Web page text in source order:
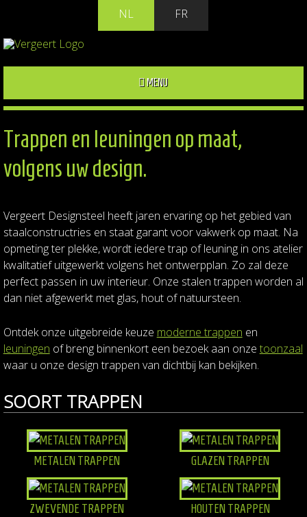
NL FR
MENU
Trappen en leuningen op maat,
volgens uw design.
Vergeert Designsteel heeft jaren ervaring op het gebied van
staalconstructries en staat garant voor vakwerk op maat. Na
opmeting ter plekke, wordt iedere trap of leuning in ons atelier
kwalitatief uitgewerkt volgens het ontwerpplan. Zo zal deze
perfect passen in uw interieur. Onze stalen trappen worden al
dan niet afgewerkt met glas, hout of natuursteen.
Ontdek onze uitgebreide keuze moderne trappen en
leuningen of breng binnenkort een bezoek aan onze toonzaal
waar u onze design trappen van dichtbij kan bekijken.
SOORT TRAPPEN
METALEN TRAPPEN GLAZEN TRAPPEN
ZWEVENDE TRAPPEN HOUTEN TRAPPEN